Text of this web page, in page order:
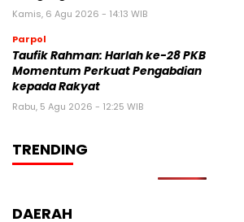
Kamis, 6 Agu 2026 - 14:13 WIB
Parpol
Taufik Rahman: Harlah ke-28 PKB
Momentum Perkuat Pengabdian
kepada Rakyat
Rabu, 5 Agu 2026 - 12:25 WIB
TRENDING
DAERAH